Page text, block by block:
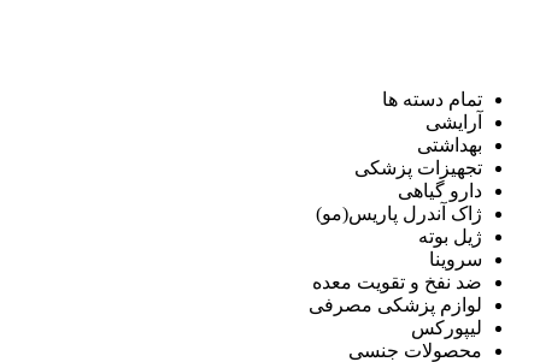
تمام دسته ها
آرایشی
بهداشتی
تجهیزات پزشکی
دارو گیاهی
ژاک آندرل پاریس(مو)
ژیل بوته
سروینا
ضد نفخ و تقویت معده
لوازم پزشکی مصرفی
لیپورکس
محصولات جنسی